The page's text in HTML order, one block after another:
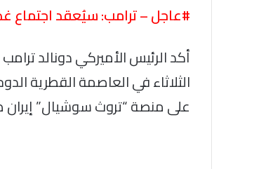
#عاجل – ترامب: سيُعقد اجتماع
أكد الرئيس الأميركي دونالد
الثلاثاء في العاصمة القطرية
على منصة “تروث سوشيال”